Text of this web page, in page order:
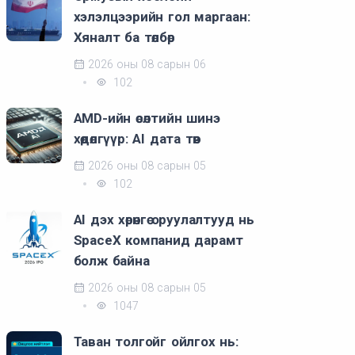
хэлэлцээрийн гол маргаан:
Хяналт ба төлбөр
2026 оны 08 сарын 06
102
AMD-ийн өсөлтийн шинэ
хөдөлгүүр: AI дата төв
2026 оны 08 сарын 05
102
AI дэх хөрөнгө оруулалтууд нь
SpaceX компанид дарамт
болж байна
2026 оны 08 сарын 05
1047
Таван толгойг ойлгох нь: